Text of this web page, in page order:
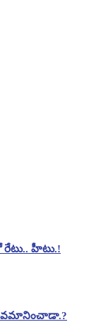
రేటు.. హీటు.!
అవమానించాడా.?